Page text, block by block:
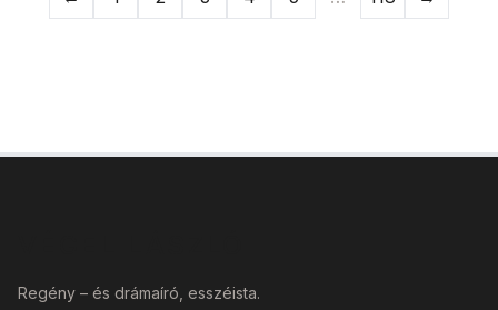
Previous page Next
Regény – és drámaíró, esszéista.